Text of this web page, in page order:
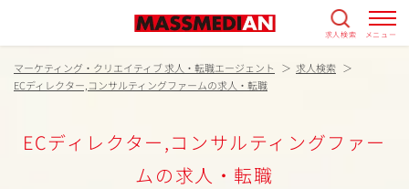
求人検索 メニュー
マーケティング・クリエイティブ 求人・転職エージェント
求人検索
ECディレクター,コンサルティングファームの求人・転職
ECディレクター,コンサルティングファー
ムの求人・転職